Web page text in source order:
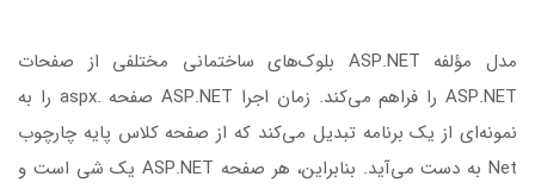
مدل مؤلفه ASP.NET بلوک‌های ساختمانی مختلفی از صفحات
ASP.NET را فراهم می‌کند. زمان اجرا ASP.NET صفحه .aspx را به
نمونه‌ای از یک برنامه تبدیل می‌کند که از صفحه کلاس پایه چارچوب
Net به دست می‌آید. بنابراین، هر صفحه ASP.NET یک شی است و